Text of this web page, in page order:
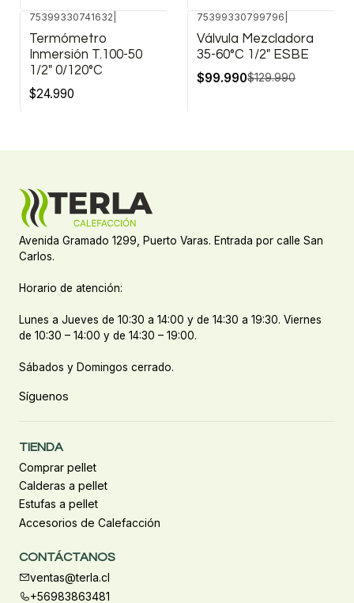
75399330741632
Termómetro
Inmersión T.100-50
1/2" 0/120°C
$24.990
-23%
OFF
75399330799796
Válvula Mezcladora
35-60°C 1/2" ESBE
$99.990$129.990
Avenida Gramado 1299, Puerto Varas. Entrada por calle San
Carlos.
Horario de atención:
Lunes a Jueves de 10:30 a 14:00 y de 14:30 a 19:30. Viernes
de 10:30 – 14:00 y de 14:30 – 19:00.
Sábados y Domingos cerrado.
Síguenos
TIENDA
Comprar pellet
Calderas a pellet
Estufas a pellet
Accesorios de Calefacción
CONTÁCTANOS
ventas@terla.cl
+56983863481